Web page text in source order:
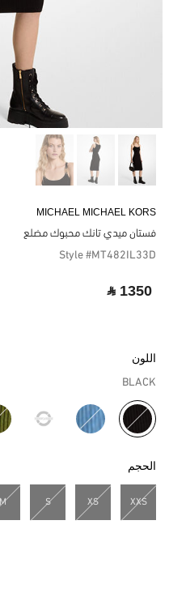
MICHAEL MICHAEL KORS
فستان ميدي تانك محبوك مضلع
Style #MT482IL33D
‎ ⃁ 1350 ‎
اللون
BLACK
مختار
الحجم
XXS
XS
S
M